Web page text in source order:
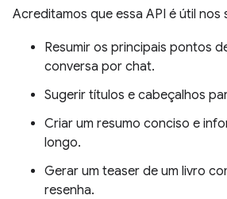
Acreditamos que essa API é útil nos
Resumir os principais pontos
conversa por chat.
Sugerir títulos e cabeçalhos
Criar um resumo conciso e
longo.
Gerar um teaser de um livro
resenha.